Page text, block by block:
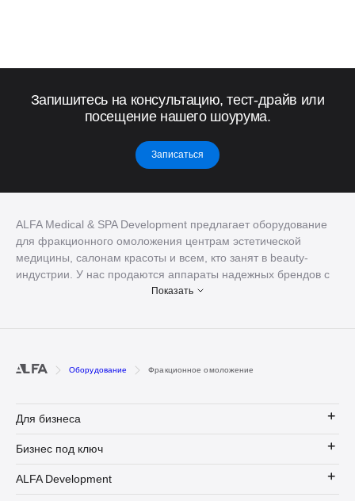
Запишитесь на консультацию, тест-драйв или
посещение нашего шоурума.
Записаться
ALFA Medical & SPA Development предлагает оборудование
для фракционного омоложения центрам эстетической
медицины, салонам красоты и всем, кто занят в beauty-
индустрии. У нас продаются аппараты надежных брендов с
мировым именем – это устройства категории премиум,
Что такое фракционное омоложение
Фракционный фототермолиз – это лазерная технология
дефектов, таких как рубцы, морщины, растяжки, пигментные
пятна и пр. Процедура стала достойным конкурентом
пластическим операциям, обеспечивая длительный эффект
Показать
Оборудование Фракционное омоложение
Для бизнеса
Бизнес под ключ
ALFA Development